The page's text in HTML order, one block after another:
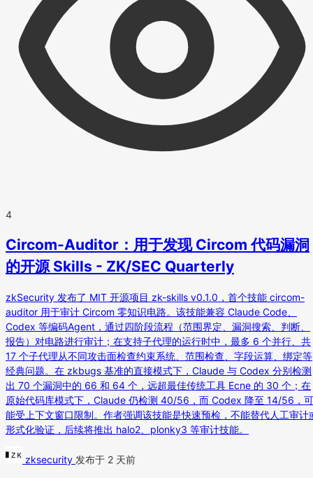
4
Circom-Auditor：用于发现 Circom 代码漏洞
的开源 Skills - ZK/SEC Quarterly
zkSecurity 发布了 MIT 开源项目 zk-skills v0.1.0，首个技能 circom-
auditor 用于审计 Circom 零知识电路。该技能兼容 Claude Code、
Codex 等编码Agent，通过四阶段流程（范围界定、漏洞搜索、判断、
报告）对电路进行审计；在支持子代理的运行时中，最多 6 个并行、共
17 个子代理从不同攻击面检查约束系统、范围检查、字段运算、绑定等
经典问题。在 zkbugs 基准的直接模式下，Claude 与 Codex 分别检测
出 70 个漏洞中的 66 和 64 个，远超最佳传统工具 Ecne 的 30 个；在
原始代码库模式下，Claude 仍检测 40/56，而 Codex 降至 14/56，可
能受上下文窗口限制。作者强调该技能是快速预检，不能替代人工审计
形式化验证，后续将推出 halo2、plonky3 等审计技能。
zksecurity 发布于 2 天前